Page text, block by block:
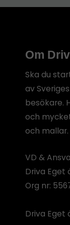
Om
Ska du
av
besökare.
och
och mallar.
VD &
Driva Eget
Org nr:
Driva Eget